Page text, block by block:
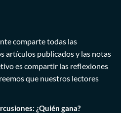
comparte todas las
artículos publicados y las notas
es compartir las reflexiones
que nuestros lectores
¿Quién gana?